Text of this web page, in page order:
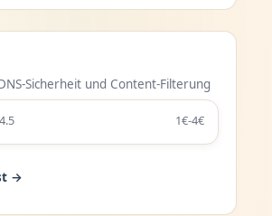
Sicherheit und Content-Filterung
1€-4€
→